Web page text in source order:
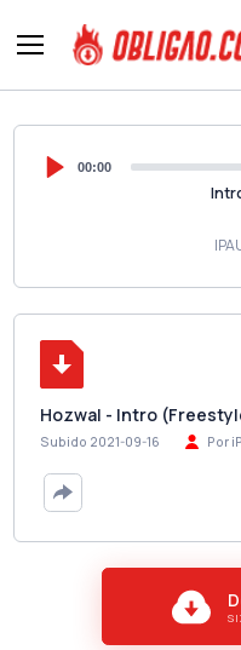
00:00
Hozwal - Intro
Subido 2021-09-16 Por